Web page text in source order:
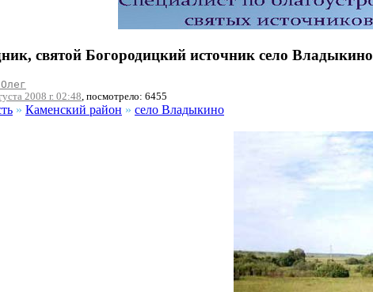
святой Богородицкий источник село Владыкино
2008 г. 02:48, посмотрело: 6455
» Каменский район » село Владыкино